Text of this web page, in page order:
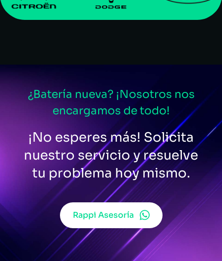
¿Batería nueva? ¡Nosotros nos
encargamos de todo!
¡No esperes más! Solicita
nuestro servicio y resuelve
tu problema hoy mismo.
Rappi Asesoría